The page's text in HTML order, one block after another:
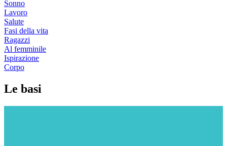
Sonno
Lavoro
Salute
Fasi della vita
Ragazzi
Al femminile
Ispirazione
Corpo
Le basi